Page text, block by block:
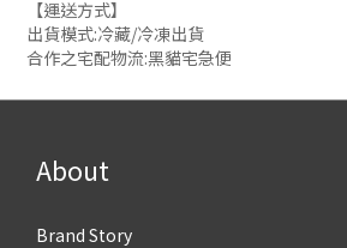
【運送方式】
出貨模式:冷藏/冷凍出貨
合作之宅配物流:黑貓宅急便
About
Brand Story